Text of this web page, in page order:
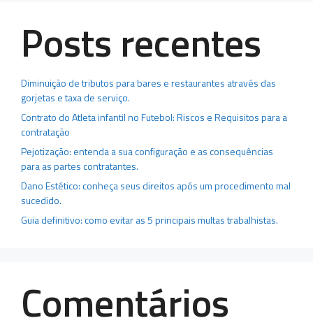
Posts recentes
Diminuição de tributos para bares e restaurantes através das
gorjetas e taxa de serviço.
Contrato do Atleta infantil no Futebol: Riscos e Requisitos para a
contratação
Pejotização: entenda a sua configuração e as consequências
para as partes contratantes.
Dano Estético: conheça seus direitos após um procedimento mal
sucedido.
Guia definitivo: como evitar as 5 principais multas trabalhistas.
Comentários